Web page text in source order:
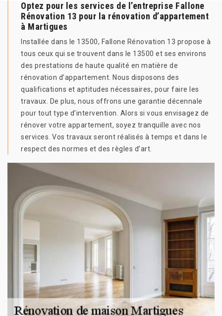
Optez pour les services de l’entreprise Fallone
Rénovation 13 pour la rénovation d’appartement
à Martigues
Installée dans le 13500, Fallone Rénovation 13 propose à
tous ceux qui se trouvent dans le 13500 et ses environs
des prestations de haute qualité en matière de
rénovation d’appartement. Nous disposons des
qualifications et aptitudes nécessaires, pour faire les
travaux. De plus, nous offrons une garantie décennale
pour tout type d’intervention. Alors si vous envisagez de
rénover votre appartement, soyez tranquille avec nos
services. Vos travaux seront réalisés à temps et dans le
respect des normes et des règles d’art.